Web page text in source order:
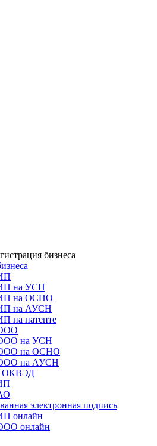
бизнеса
ИП на УСН
ИП на ОСНО
ИП на АУСН
на патенте
ООО
ООО на УСН
ООО на ОСНО
ООО на АУСН
ОКВЭД
электронная подпись
онлайн
онлайн